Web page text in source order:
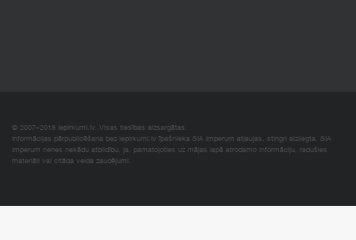
© 2007–2018 Iepirkumi.lv. Visas tiesības aizsargātas.
Informācijas pārpublicēšana bez iepirkumi.lv īpašnieka SIA Imperum atļaujas, stingri aizliegta. SIA
Imperum nenes nekādu atbildību, ja, pamatojoties uz mājas lapā atrodamo informāciju, radušies
materiāli vai citāda veida zaudējumi.